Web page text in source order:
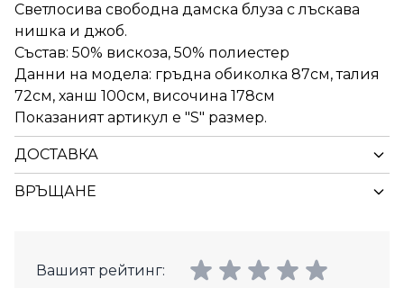
Светлосива свободна дамска блуза с лъскава
нишка и джоб.
Състав: 50% вискоза, 50% полиестер
Данни на модела: гръдна обиколка 87см, талия
72см, ханш 100см, височина 178см
Показаният артикул е "S" размер.
ДОСТАВКА
ВРЪЩАНЕ
Вашият рейтинг: